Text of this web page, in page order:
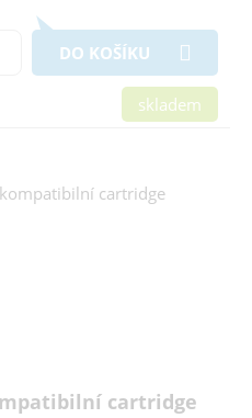
DO KOŠÍKU
skladem
cartridge